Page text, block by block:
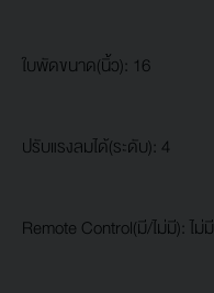
ใบพัดขนาด(นิ้ว): 16
ปรับแรงลมได้(ระดับ): 4
Remote Control(มี/ไม่มี): ไม่มี